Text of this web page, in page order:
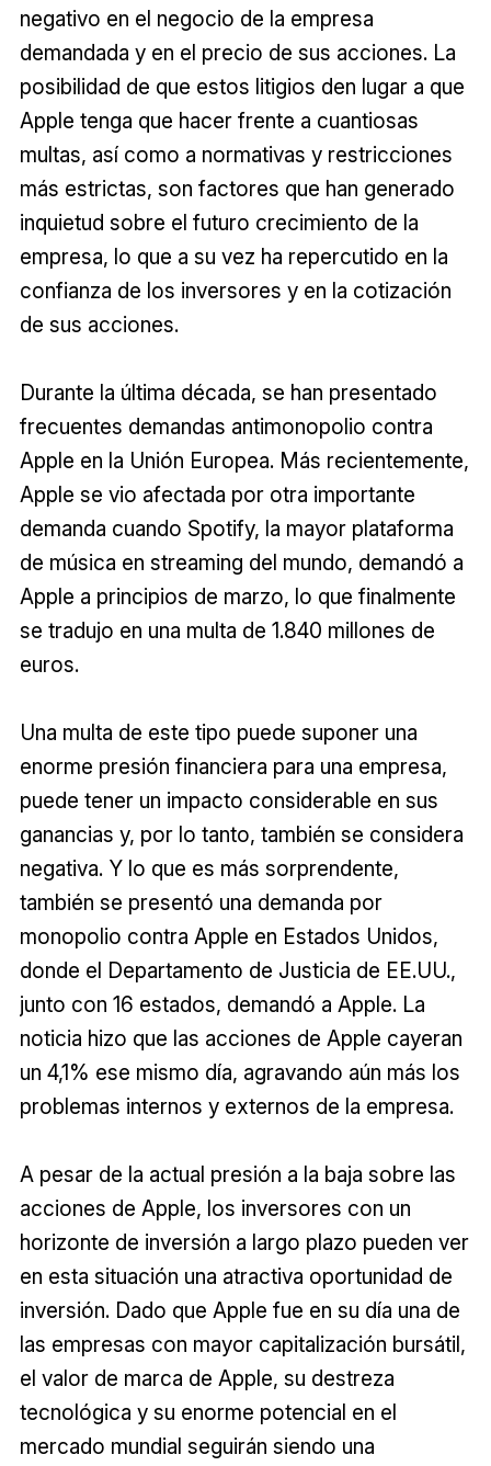
negativo en el negocio de la empresa
demandada y en el precio de sus acciones. La
posibilidad de que estos litigios den lugar a que
Apple tenga que hacer frente a cuantiosas
multas, así como a normativas y restricciones
más estrictas, son factores que han generado
inquietud sobre el futuro crecimiento de la
empresa, lo que a su vez ha repercutido en la
confianza de los inversores y en la cotización
de sus acciones.
Durante la última década, se han presentado
frecuentes demandas antimonopolio contra
Apple en la Unión Europea. Más recientemente,
Apple se vio afectada por otra importante
demanda cuando Spotify, la mayor plataforma
de música en streaming del mundo, demandó a
Apple a principios de marzo, lo que finalmente
se tradujo en una multa de 1.840 millones de
euros.
Una multa de este tipo puede suponer una
enorme presión financiera para una empresa,
puede tener un impacto considerable en sus
ganancias y, por lo tanto, también se considera
negativa. Y lo que es más sorprendente,
también se presentó una demanda por
monopolio contra Apple en Estados Unidos,
donde el Departamento de Justicia de EE.UU.,
junto con 16 estados, demandó a Apple. La
noticia hizo que las acciones de Apple cayeran
un 4,1% ese mismo día, agravando aún más los
problemas internos y externos de la empresa.
A pesar de la actual presión a la baja sobre las
acciones de Apple, los inversores con un
horizonte de inversión a largo plazo pueden ver
en esta situación una atractiva oportunidad de
inversión. Dado que Apple fue en su día una de
las empresas con mayor capitalización bursátil,
el valor de marca de Apple, su destreza
tecnológica y su enorme potencial en el
mercado mundial seguirán siendo una